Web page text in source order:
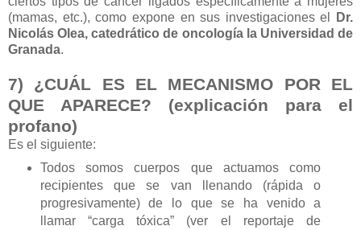
(mamas, etc.), como expone en sus investigaciones el
Dr.
Nicolás Olea, catedrático de oncología la Universidad de
Granada.
7) ¿CUÁL ES EL MECANISMO POR EL
QUE APARECE? (explicación para el
profano)
Es el siguiente:
Todos somos cuerpos que actuamos como
recipientes que se van llenando (rápida o
progresivamente) de lo que se ha venido a
llamar “carga tóxica” (ver el reportaje de